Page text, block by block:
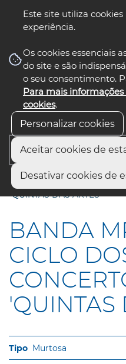
Este site utiliza
experiência.
Os cookies essenciais
do site e são
o seu consentimento.
Para mais
cookies.
Personalizar cookies
Aceitar cookies de
Desativar cookies de
nos
Início
BANDA MRS ABRIU CICLO
"QUINTAS DAS ARTES"
BANDA
CICLO
'QUINTAS
Murtosa